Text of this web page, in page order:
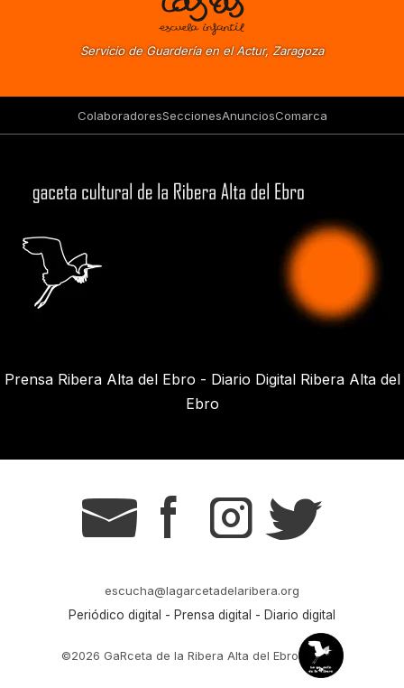
Servicio de Guardería en el Actur, Zaragoza
ColaboradoresSeccionesAnunciosComarca
Prensa Ribera Alta del Ebro - Diario Digital Ribera Alta del
Ebro
g s t r
escucha@lagarcetadelaribera.org
Periódico digital - Prensa digital - Diario digital
©2026 GaRceta de la Ribera Alta del Ebro